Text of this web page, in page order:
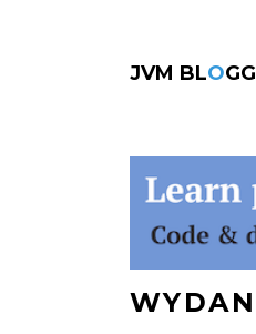
JVM BLO